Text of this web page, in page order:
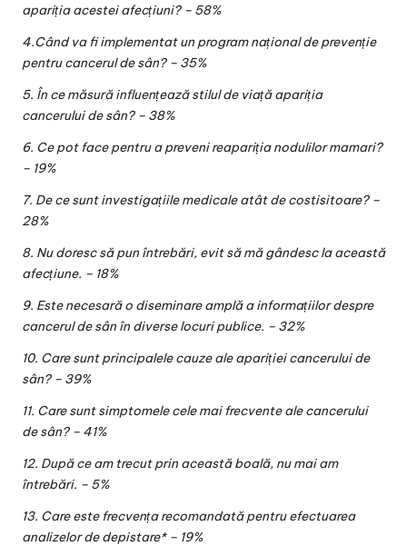
apariția acestei afecțiuni? – 58%
4.Când va fi implementat un program național de prevenție
pentru cancerul de sân? – 35%
5. În ce măsură influențează stilul de viață apariția
cancerului de sân? – 38%
6. Ce pot face pentru a preveni reapariția nodulilor mamari?
– 19%
7. De ce sunt investigațiile medicale atât de costisitoare? –
28%
8. Nu doresc să pun întrebări, evit să mă gândesc la această
afecțiune. – 18%
9. Este necesară o diseminare amplă a informațiilor despre
cancerul de sân în diverse locuri publice. – 32%
10. Care sunt principalele cauze ale apariției cancerului de
sân? – 39%
11. Care sunt simptomele cele mai frecvente ale cancerului
de sân? – 41%
12. După ce am trecut prin această boală, nu mai am
întrebări. – 5%
13. Care este frecvența recomandată pentru efectuarea
analizelor de depistare* – 19%